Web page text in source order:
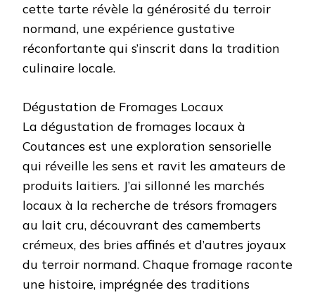
cette tarte révèle la générosité du terroir
normand, une expérience gustative
réconfortante qui s’inscrit dans la tradition
culinaire locale.
Dégustation de Fromages Locaux
La dégustation de fromages locaux à
Coutances est une exploration sensorielle
qui réveille les sens et ravit les amateurs de
produits laitiers. J’ai sillonné les marchés
locaux à la recherche de trésors fromagers
au lait cru, découvrant des camemberts
crémeux, des bries affinés et d’autres joyaux
du terroir normand. Chaque fromage raconte
une histoire, imprégnée des traditions